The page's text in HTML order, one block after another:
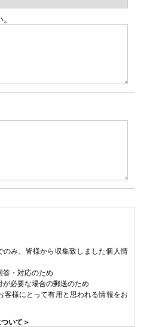
み、皆様から収集致しました個人情
答・対応のため
が必要な場合の郵送のため
客様にとって有用と思われる情報をお
いて＞